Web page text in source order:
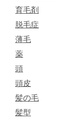
育毛剤
脱毛症
薄毛
薬
頭
頭皮
髪の毛
髪型